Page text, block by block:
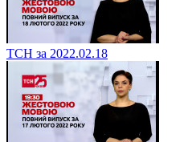
ТСН за 2022.02.18